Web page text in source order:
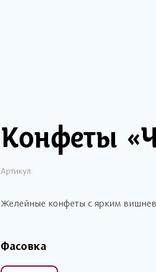
Конфеты
Артикул:
Желейные конфеты с ярким
Фасовка